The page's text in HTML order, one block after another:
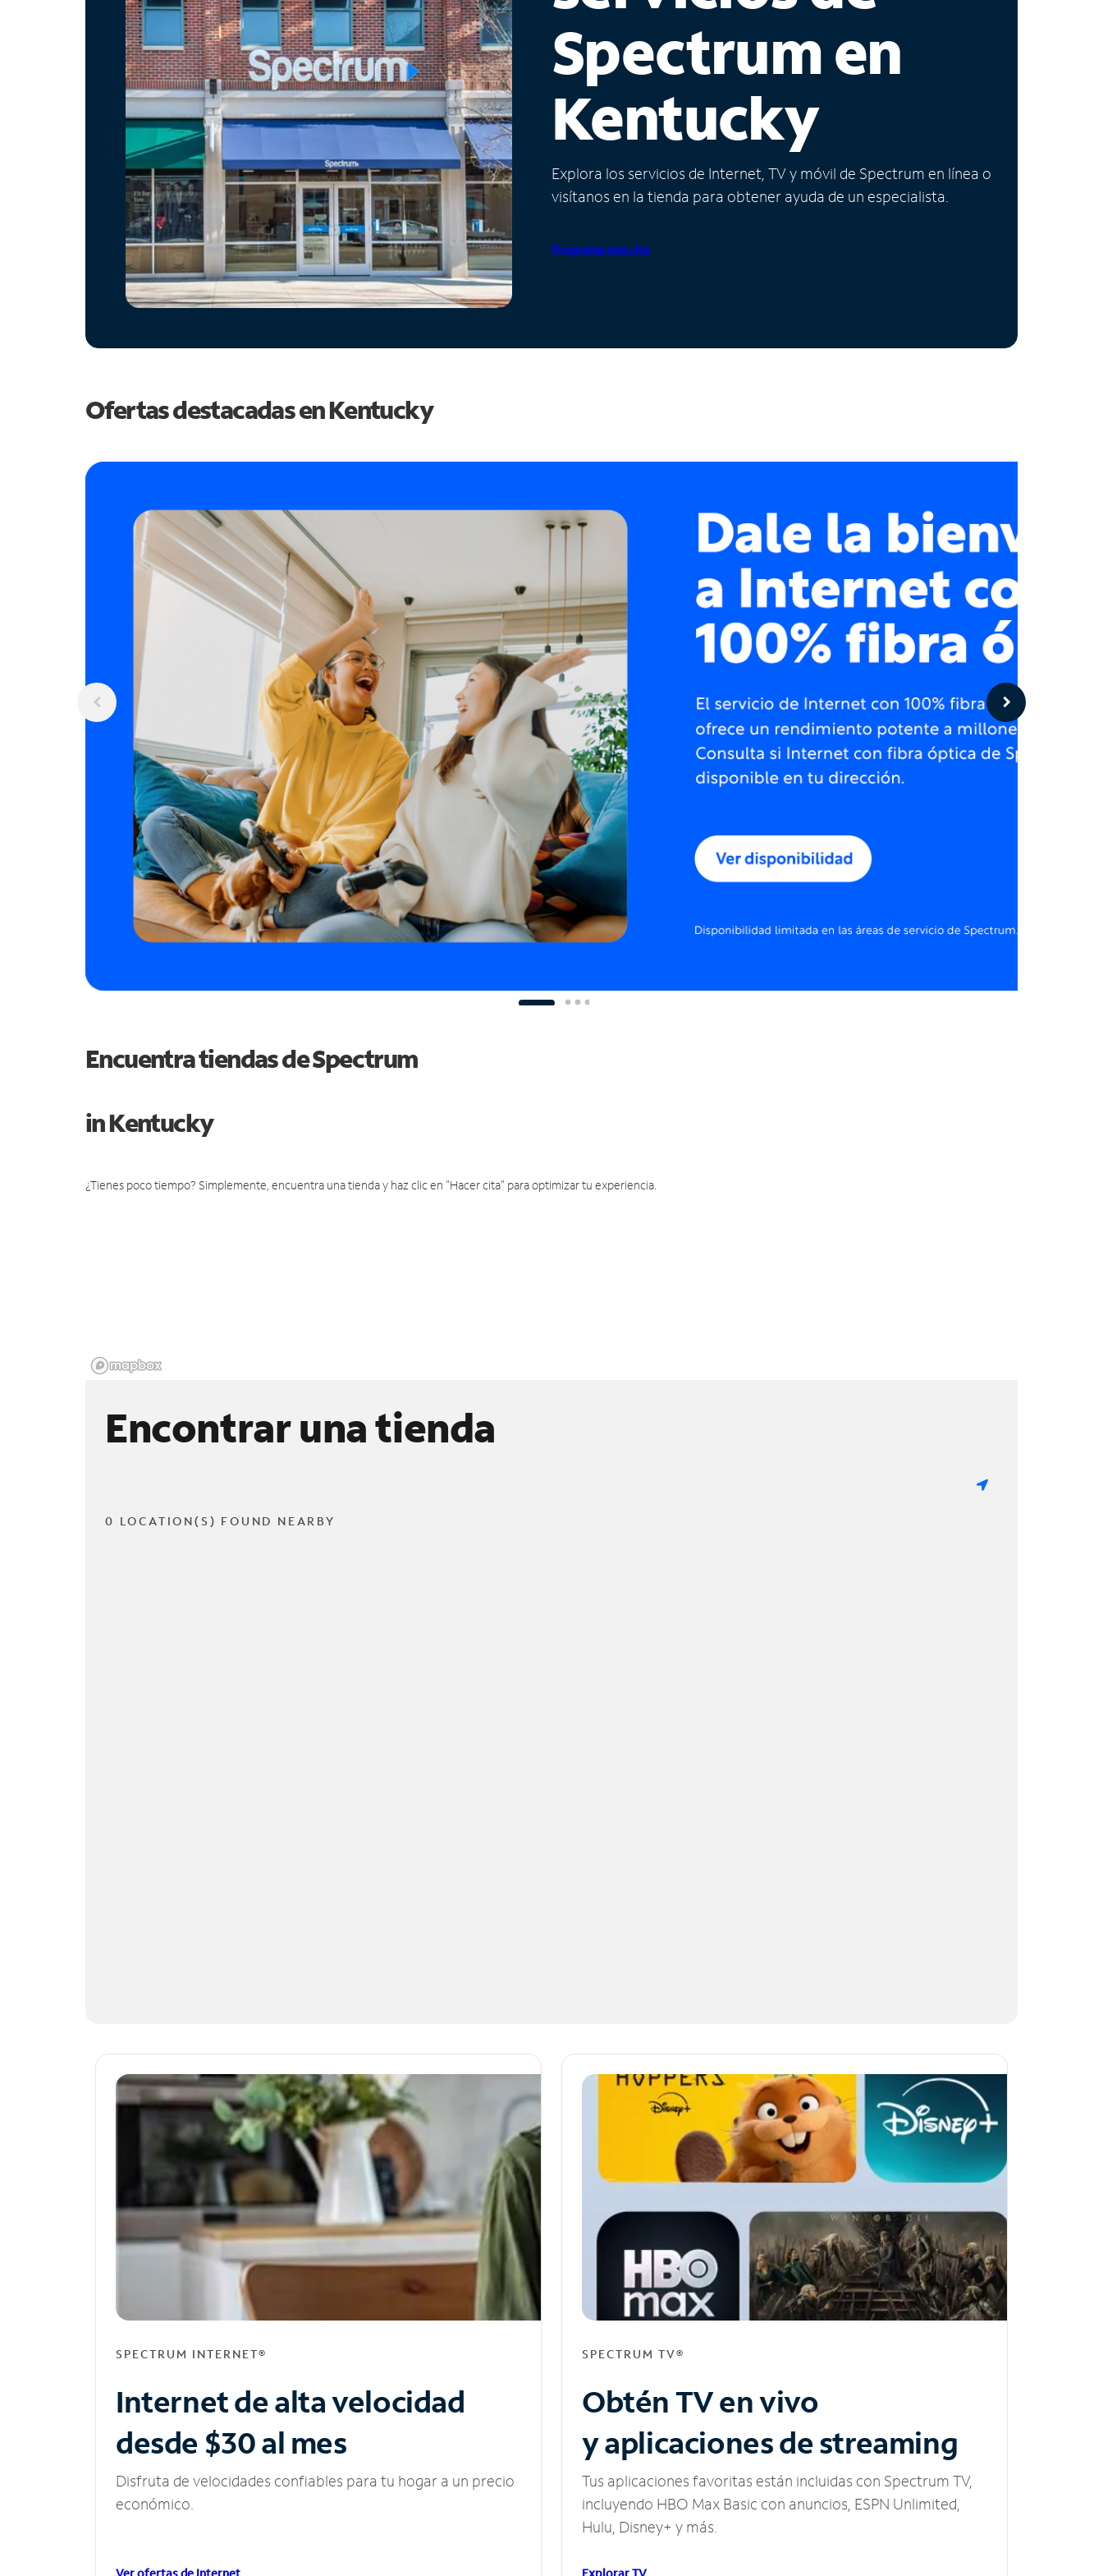
Spectrum en
Kentucky
Explora los servicios de Internet, TV y móvil de Spectrum en línea o
visítanos en la tienda para obtener ayuda de un especialista.
Programa una cita
Ofertas destacadas enKentucky
Encuentra tiendas de Spectrum
in Kentucky
¿Tienes poco tiempo? Simplemente, encuentra una tienda y haz clic en "Hacer cita" para optimizar tu experiencia.
Encontrar una tienda
0 LOCATION(S) FOUND NEARBY
SPECTRUM INTERNET®
Internet de alta velocidad
desde $30 al mes
Disfruta de velocidades confiables para tu hogar a un precio
económico.
SPECTRUM TV®
Obtén TV en vivo
y aplicaciones de streaming
Tus aplicaciones favoritas están incluidas con Spectrum TV,
incluyendo HBO Max Basic con anuncios, ESPN Unlimited,
Hulu, Disney+ y más.